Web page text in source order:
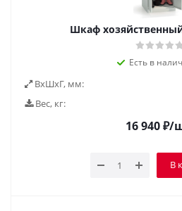
Шкаф
Есть в
ВxШxГ, мм:
Вес, кг:
16 940₽/
В